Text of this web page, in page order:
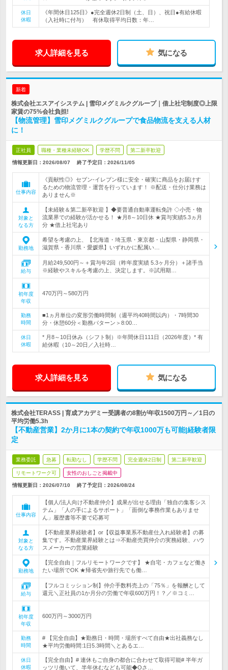
休日
休暇
《年間休日125日》●完全週休2日制（土、日）、祝日●有給休暇
（入社時に付与） 有休取得平均日数：年…
求人詳細を見る 気になる
新着
株式会社エスアイシステム | 雪印メグミルクグループ｜借上社宅制度◎上限
家賃の75%会社負担!
【物流管理】雪印メグミルクグループで食品物流を支える人材
に！
正社員 職種・業種未経験OK 学歴不問 第二新卒歓迎
情報更新日：2026/08/07 終了予定日： 2026/11/05
仕事内容
《貢献性◎》セブン‐イレブン様に安全・確実に商品をお届けす
るための物流管理・運営を行っています！ ※配送・仕分け業務は
ありません※
対象と
なる方
【未経験＆第二新卒歓迎 】◆要普通自動車運転免許 ◇小売・物
流業界での経験が活かせる！ ★月8～10日休 ★賞与実績5.3ヵ月
分 ★借上社宅あり
勤務地
希望を考慮の上、【北海道・埼玉県・東京都・山梨県・静岡県・
滋賀県・香川県・愛媛県】いずれかに配属い…
給与
月給249,500円～＋賞与年2回（昨年度実績 5.3ヶ月分）＋諸手当
※経験やスキルを考慮の上、決定します。※試用期…
初年度
年収
470万円～580万円
勤務
時間
■1ヵ月単位の変形労働時間制（週平均40時間以内）・7時間30
分・休憩60分＜勤務パターン＞8:00…
休日
休暇
* 月8～10日休み（シフト制）※年間休日111日（2026年度）* 有
給休暇（10～20日／入社時…
求人詳細を見る 気になる
株式会社TERASS | 育成アカデミー受講者の8割が年収1500万円～／1日の
平均労働5.3h
【不動産営業】2か月に1本の契約で年収1000万も可能|経験者限
定
業務委託 急募 転勤なし 学歴不問 完全週休2日制 第二新卒歓迎
リモートワーク可 女性のおしごと掲載中
情報更新日：2026/07/10 終了予定日： 2026/08/24
仕事内容
【個人/法人向け不動産仲介】成果が出せる理由「独自の集客シス
テム」「人の手によるサポート」「面倒な事務作業もありませ
ん」履歴書等不要で応募可
対象と
なる方
【不動産業界経験者】or【収益事業系不動産仕入れ経験者】の募
集です。不動産業界経験とは⇒不動産売買仲介の実務経験、ハウ
スメーカーの営業経験
勤務地
【完全自由｜フルリモートワークです】 ★自宅・カフェなど働き
たい場所でOK ★帰省先や旅行先でも働…
給与
【フルコミッション制】仲介手数料売上の「75％」を報酬として
還元＼正社員の1か月分の労働で年収600万円！？／※コミ…
初年度
年収
600万円～3000万円
勤務
時間
# 【完全自由】★勤務日・時間・場所すべて自由★出社義務なし
★平均労働時間:1日5.3時間＼とあるエ…
休日
休暇
【完全自由】# 連休もご自身の都合に合わせて取得可能# 半年ガ
ッツリ働いて、半年休むなども可能◆Oさ…